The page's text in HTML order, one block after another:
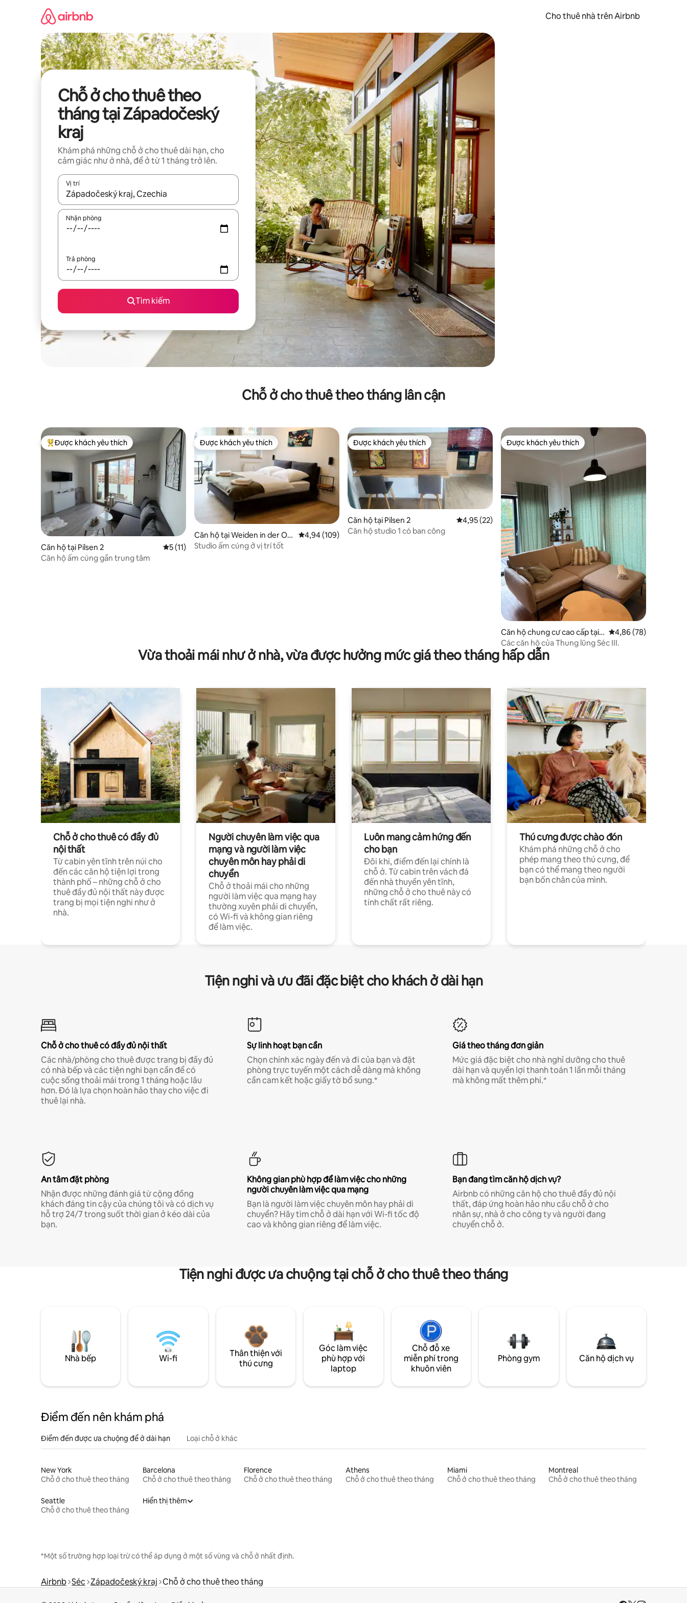
Cho thuê nhà trên Airbnb
Chỗ ở cho thuê theo
tháng tại Západočeský
kraj
Khám phá những chỗ ở cho thuê dài hạn, cho
cảm giác như ở nhà, để ở từ 1 tháng trở lên.
Vị trí
Khi có kết quả, hãy điều hướng bằng phím mũi tên lên và xuống hoặc khám phá bằng các thao tác chạm hoặc vuốt.
Nhận phòng
Trả phòng
Tìm kiếm
Chỗ ở cho thuê theo tháng lân cận
Được khách yêu thích nhất
Được khách yêu thích
Căn hộ tại Pilsen 2 Xếp hạng trung bình 5/5, 11 đánh giá
5 (11)
Căn hộ ấm cúng gần trung tâm
Được khách yêu thích
Được khách yêu thích
Căn hộ tại Weiden in der Ob
erpfalz
Xếp hạng trung bình 4,94/5, 109 đánh giá
4,94 (109)
Studio ấm cúng ở vị trí tốt
Được khách yêu thích
Được khách yêu thích
Căn hộ tại Pilsen 2 Xếp hạng trung bình 4,95/5, 22 đánh giá
4,95 (22)
Căn hộ studio 1 có ban công
Được khách yêu thích
Được khách yêu thích
Căn hộ chung cư cao cấp tại
Plzeň 3
Xếp hạng trung bình
4,86 (78)
Các căn hộ của Thung lũng Séc III.
Vừa thoải mái như ở nhà, vừa được hưởng mức giá theo tháng hấp dẫn
Chỗ ở cho thuê có đầy đủ
nội thất
Từ cabin yên tĩnh trên núi cho
đến các căn hộ tiện lợi trong
thành phố – những chỗ ở cho
thuê đầy đủ nội thất này được
trang bị mọi tiện nghi như ở
nhà.
Người chuyên làm việc qua
mạng và người làm việc
chuyên môn hay phải di
chuyển
Chỗ ở thoải mái cho những
người làm việc qua mạng hay
thường xuyên phải di chuyển,
có Wi-fi và không gian riêng
để làm việc.
Luôn mang cảm hứng đến
cho bạn
Đôi khi, điểm đến lại chính là
chỗ ở. Từ cabin trên vách đá
đến nhà thuyền yên tĩnh,
những chỗ ở cho thuê này có
tính chất rất riêng.
Thú cưng được chào đón
Khám phá những chỗ ở cho
phép mang theo thú cưng, để
bạn có thể mang theo người
bạn bốn chân của mình.
Tiện nghi và ưu đãi đặc biệt cho khách ở dài hạn
Chỗ ở cho thuê có đầy đủ nội thất
Các nhà/phòng cho thuê được trang bị đầy đủ
có nhà bếp và các tiện nghi bạn cần để có
cuộc sống thoải mái trong 1 tháng hoặc lâu
hơn. Đó là lựa chọn hoàn hảo thay cho việc đi
thuê lại nhà.
Sự linh hoạt bạn cần
Chọn chính xác ngày đến và đi của bạn và đặt
phòng trực tuyến một cách dễ dàng mà không
cần cam kết hoặc giấy tờ bổ sung.*
Giá theo tháng đơn giản
Mức giá đặc biệt cho nhà nghỉ dưỡng cho thuê
dài hạn và quyền lợi thanh toán 1 lần mỗi tháng
mà không mất thêm phí.*
An tâm đặt phòng
Nhận được những đánh giá từ cộng đồng
khách đáng tin cậy của chúng tôi và có dịch vụ
hỗ trợ 24/7 trong suốt thời gian ở kéo dài của
bạn.
Không gian phù hợp để làm việc cho những
người chuyên làm việc qua mạng
Bạn là người làm việc chuyên môn hay phải di
chuyển? Hãy tìm chỗ ở dài hạn với Wi-fi tốc độ
cao và không gian riêng để làm việc.
Bạn đang tìm căn hộ dịch vụ?
Airbnb có những căn hộ cho thuê đầy đủ nội
thất, đáp ứng hoàn hảo nhu cầu chỗ ở cho
nhân sự, nhà ở cho công ty và người đang
chuyển chỗ ở.
Tiện nghi được ưa chuộng tại chỗ ở cho thuê theo tháng
Nhà bếp Wi-fi
Thân thiện với
thú cưng
Góc làm việc
phù hợp với
laptop
Chỗ đỗ xe
miễn phí trong
khuôn viên
Phòng gym Căn hộ dịch vụ
Điểm đến nên khám phá
Điểm đến được ưa chuộng để ở dài hạn Loại chỗ ở khác
New York
Chỗ ở cho thuê theo tháng
Barcelona
Chỗ ở cho thuê theo tháng
Florence
Chỗ ở cho thuê theo tháng
Athens
Chỗ ở cho thuê theo tháng
Miami
Chỗ ở cho thuê theo tháng
Montreal
Chỗ ở cho thuê theo tháng
Seattle
Chỗ ở cho thuê theo tháng
Hiển thị thêm
*Một số trường hợp loại trừ có thể áp dụng ở một số vùng và chỗ ở nhất định.
Airbnb Séc Západočeský kraj Chỗ ở cho thuê theo tháng